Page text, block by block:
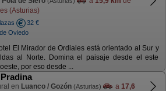
(Asturias)
32 €
Oviedo
El Mirador de Ordiales está orientado al Sur y
al Norte. Domina el paisaje desde el este
por eso desde ...
en Luanco / Gozón (Asturias) a 17,6